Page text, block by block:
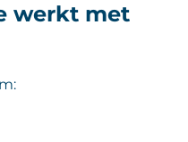
werkt met